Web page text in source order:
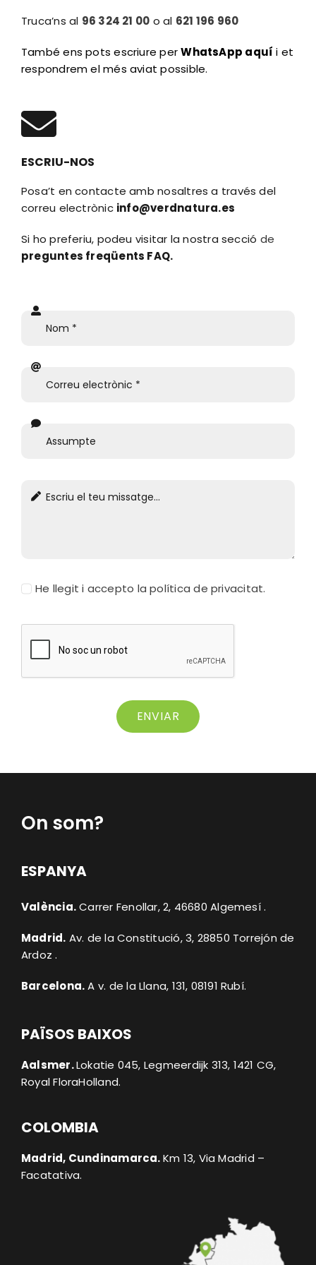
Truca’ns al 96 324 21 00 o al 621 196 960
També ens pots escriure perWhatsApp aquí i et
respondrem el més aviat possible.
ESCRIU-NOS
Posa’t en contacte amb nosaltres a través del
correu electrònic info@verdnatura.es
Si ho preferiu, podeu visitar la nostra secció de
preguntes freqüents FAQ.
He llegit i accepto la política de privacitat.
ENVIAR
On som?
ESPANYA
València. Carrer Fenollar, 2, 46680 Algemesí.
Madrid. Av. de la Constitució, 3, 28850 Torrejón de
Ardoz .
Barcelona. A v. de la Llana, 131, 08191 Rubí.
PAÏSOS BAIXOS
Aalsmer.Lokatie 045, Legmeerdijk 313, 1421 CG,
Royal FloraHolland.
COLOMBIA
Madrid, Cundinamarca.Km 13, Via Madrid –
Facatativa.